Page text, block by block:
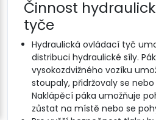
Činnost
tyče
Hydraulická ovládací tyč
distribuci hydraulické síly.
vysokozdvižného vozíku
stoupaly, přidržovaly se
Naklápěcí páka umožňuje
zůstat na místě nebo se